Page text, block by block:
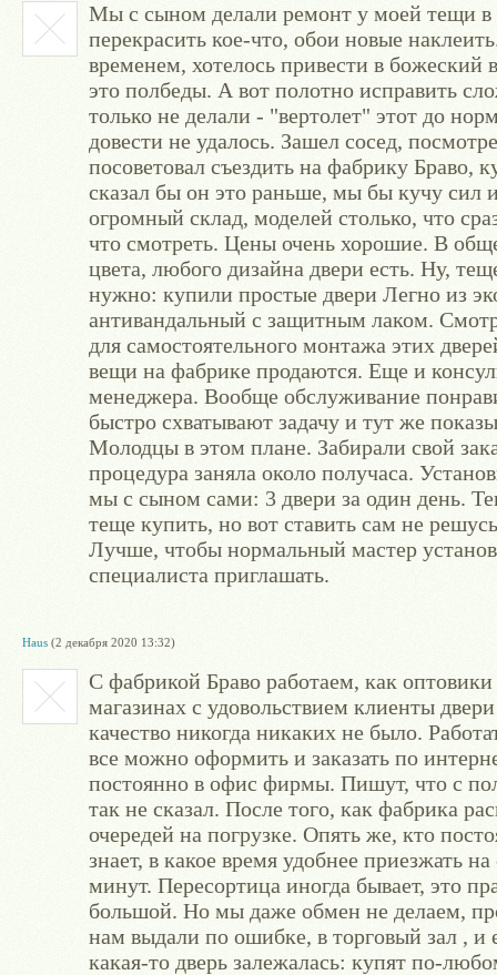
Мы с сыном делали ремонт у моей тещи в
перекрасить кое-что, обои новые
временем, хотелось привести в божеский
это полбеды. А вот полотно исправить
только не делали - "вертолет" этот до
довести не удалось. Зашел сосед,
посоветовал съездить на фабрику Браво,
сказал бы он это раньше, мы бы кучу сил
огромный склад, моделей столько, что
что смотреть. Цены очень хорошие. В
цвета, любого дизайна двери есть. Ну,
нужно: купили простые двери Легно из
антивандальный с защитным лаком.
для самостоятельного монтажа этих
вещи на фабрике продаются. Еще и
менеджера. Вообще обслуживание
быстро схватывают задачу и тут же
Молодцы в этом плане. Забирали свой
процедура заняла около получаса.
мы с сыном сами: 3 двери за один день.
теще купить, но вот ставить сам не
Лучше, чтобы нормальный мастер
специалиста приглашать.
Haus (2 декабря 2020 13:32)
С фабрикой Браво работаем, как
магазинах с удовольствием клиенты
качество никогда никаких не было.
все можно оформить и заказать по
постоянно в офис фирмы. Пишут, что с
так не сказал. После того, как фабрика
очередей на погрузке. Опять же, кто
знает, в какое время удобнее приезжать
минут. Пересортица иногда бывает, это
большой. Но мы даже обмен не делаем,
нам выдали по ошибке, в торговый зал ,
какая-то дверь залежалась: купят по-